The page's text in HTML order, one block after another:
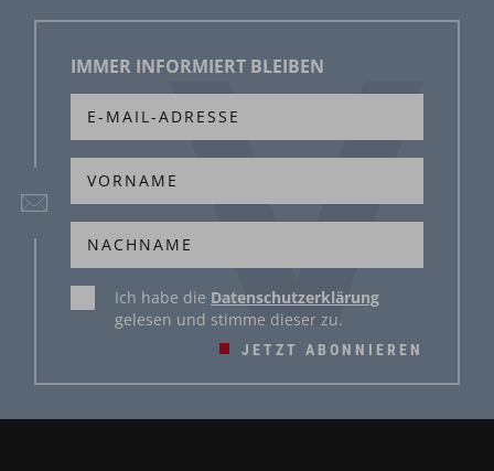
IMMER INFORMIERT BLEIBEN
JETZT ABONNIEREN
Ich habe die Datenschutzerklärung
gelesen und stimme dieser zu.